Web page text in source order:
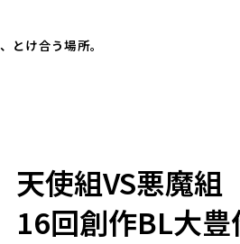
とけ合う場所。
天使組VS悪魔組
16回創作BL大豊